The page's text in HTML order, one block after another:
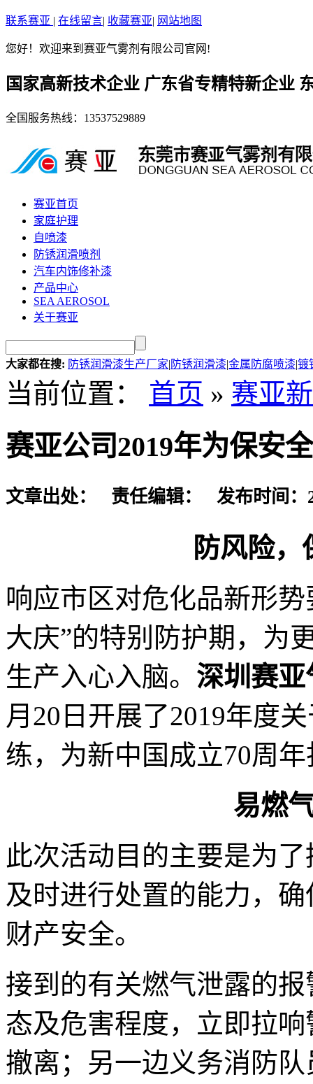
联系赛亚 | 在线留言| 收藏赛亚| 网站地图
您好！欢迎来到赛亚气雾剂有限公司官网!
国家高新技术企业 广东省专精特新企业
全国服务热线： 13537529889
赛亚首页
家庭护理
自喷漆
防锈润滑喷剂
汽车内饰修补漆
产品中心
SEA AEROSOL
关于赛亚
大家都在搜: 防锈润滑漆生产厂家| 防锈润滑漆|金属防腐喷漆|镀
当前位置： 首页 » 赛亚
赛亚公司2019年为保安
文章出处： 责任编辑： 发布时间：
防风险，
响应市区对危化品新形
大庆”的特别防护期，为
生产入心入脑。 深圳 赛亚
月20日开展了2019年度
练，为新中国成立70周
易燃
此次活动目的主要是为
及时进行处置的能力，
财产安全。
接到的有关燃气泄露的
态及危害程度，立即拉
撤离；另一边义务消防